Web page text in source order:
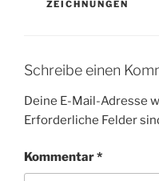
ZEICHNUNGEN
Schreibe einen
Deine E-Mail-Adresse
Erforderliche Felder
Kommentar*